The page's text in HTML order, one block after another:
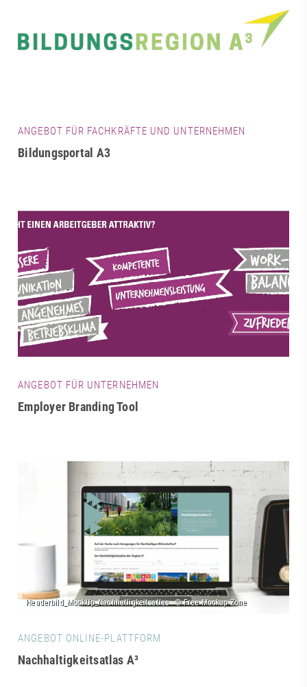
ANGEBOT FÜR FACHKRÄFTE UND UNTERNEHMEN
Bildungsportal A3
ANGEBOT FÜR UNTERNEHMEN
Employer Branding Tool
ANGEBOT ONLINE-PLATTFORM
Nachhaltigkeitsatlas A³